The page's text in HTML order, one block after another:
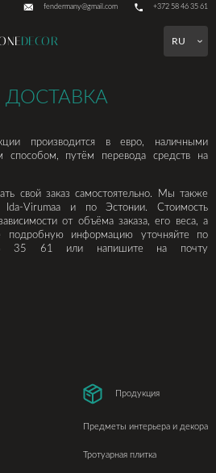
fendermany@gmail.com +372 58 46 35 61
DECOR RU
ДОСТАВКА
производится в евро, наличными
способом, путём перевода средств на
свой заказ самостоятельно. Мы также
Ida-Virumaa и по Эстонии. Стоимость
от объёма заказа, его веса, а
подробную информацию уточняйте по
35 61
или напишите на почту
Продукция
Предметы интерьера и декора
Тротуарная плитка